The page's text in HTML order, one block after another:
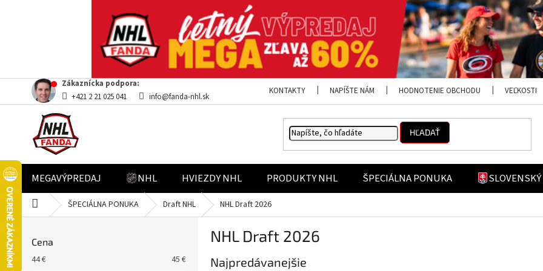
Prejsť
obsah
Zákaznícka podpora:
+421 2 21 025 041
info@fanda-nhl.sk
KONTAKTY NAPÍŠTE NÁM HODNOTENIE OBCHODU VEĽKOSTI
HĽADAŤ
MEGAVÝPREDAJ NHL HVIEZDY NHL PRODUKTY NHL ŠPECIÁLNA PONUKA
DomovŠPECIÁLNA PONUKA Draft NHL NHL Draft 2026
Cena
44€ 45 €
NHL Draft 2026
Najpredávanejšie